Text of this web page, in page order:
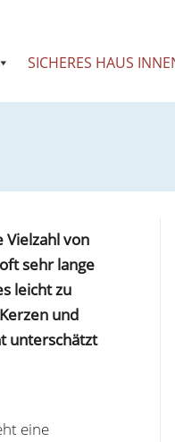
SICHERES HAUS
von
sehr lange
leicht zu
und
unterschätzt
eine